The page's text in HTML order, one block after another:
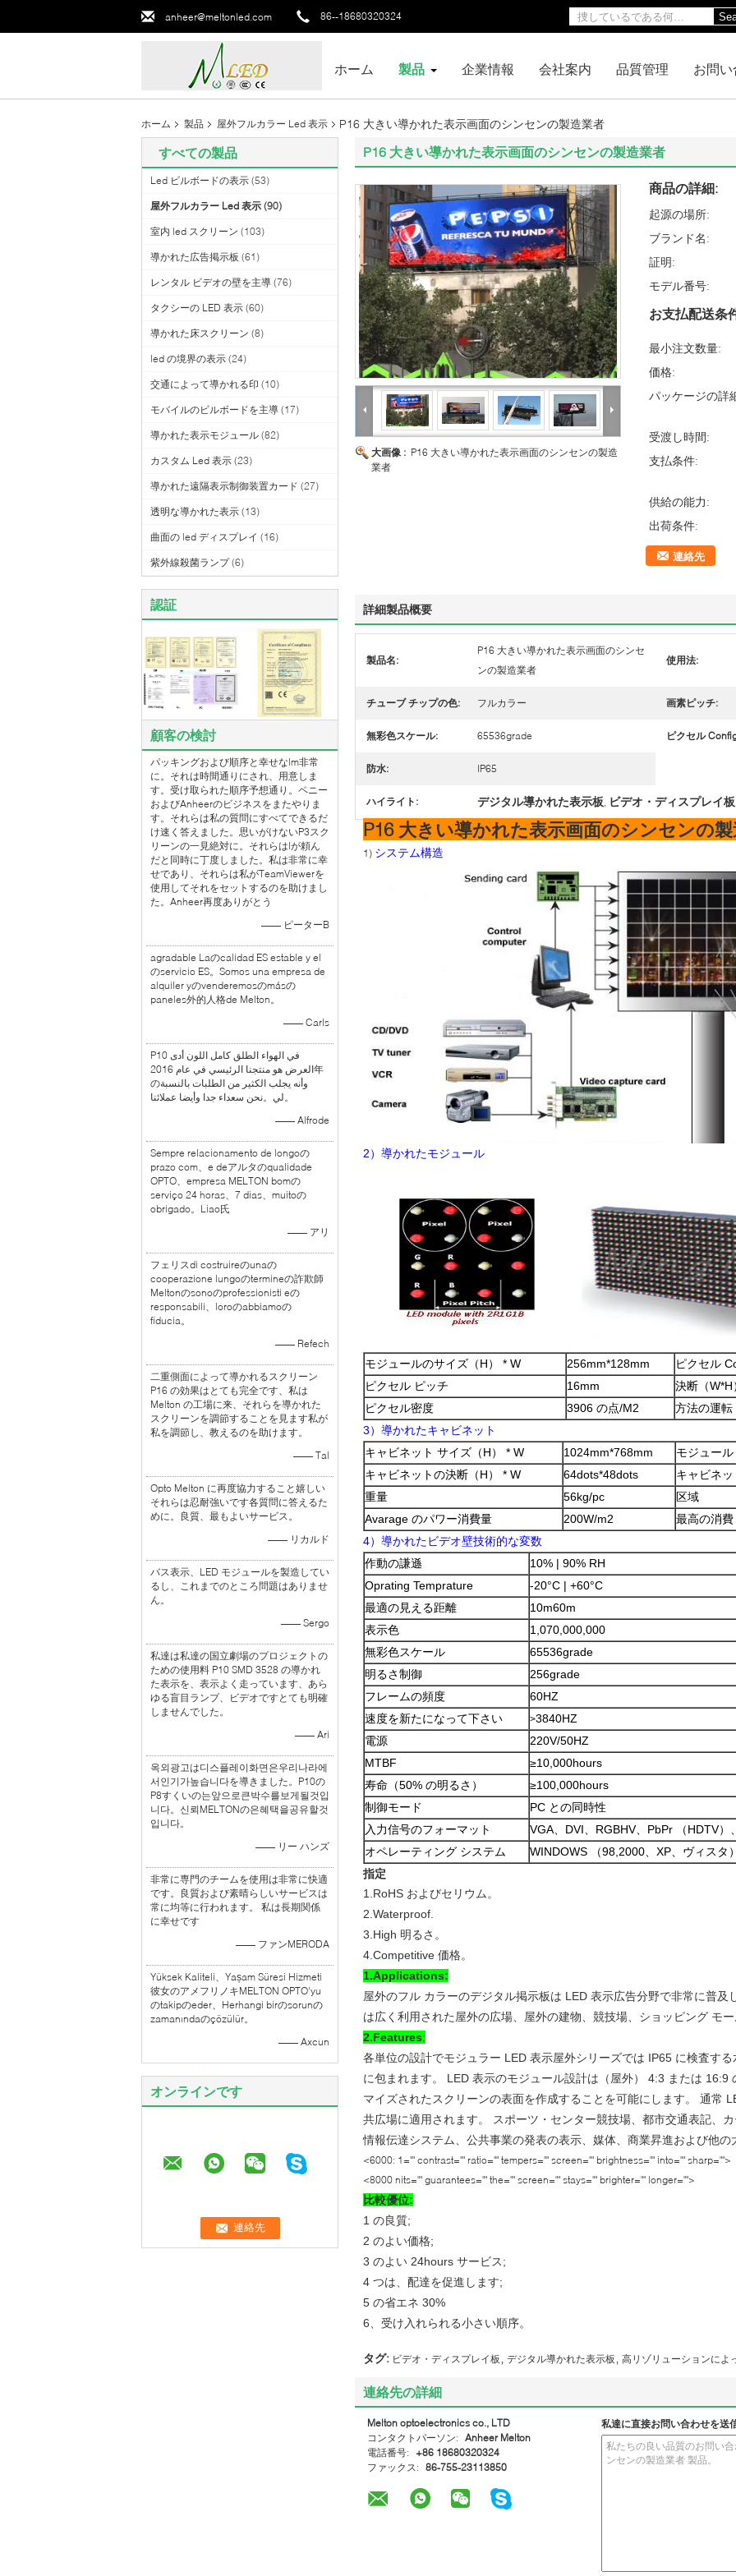
anheer@meltonled.com 86--18680320324
ホーム 製品 企業情報 会社案内 品質管理 お問
ホーム 製品 屋外フルカラー Led 表示 P16 大きい導かれた表示画面のシンセンの製造業者
すべての製品
Led ビルボードの表示 (53)
屋外フルカラー Led 表示 (90)
室内 led スクリーン (103)
導かれた広告掲示板 (61)
レンタル ビデオの壁を主導 (76)
タクシーの LED 表示 (60)
導かれた床スクリーン (8)
led の境界の表示 (24)
交通によって導かれる印 (10)
モバイルのビルボードを主導 (17)
導かれた表示モジュール (82)
カスタム Led 表示 (23)
導かれた遠隔表示制御装置カード (27)
透明な導かれた表示 (13)
曲面の led ディスプレイ (16)
紫外線殺菌ランプ (6)
認証
顧客の検討
パッキングおよび順序と幸せなlm非常
に。それは時間通りにされ、用意しま
す。受け取られた順序予想通り。ペニー
およびAnheerのビジネスをまたやりま
す。それらは私の質問にすべてできるだ
け速く答えました。思いがけないP3スク
リーンの一見絶対に。それらはlが頼ん
だと同時に丁度しました。私は非常に幸
せであり、それらは私がTeamViewerを
使用してそれをセットするのを助けまし
た。Anheer再度ありがとう
—— ピーターB
agradable Laのcalidad ES estable y el
のservicio ES。Somos una empresa de
alquiler yのvenderemosのmásの
paneles外的人格de Melton。
—— Carls
P10 في الهواء الطلق كامل اللون أدى
العرض هو منتجنا الرئيسي في عام 2016年
のوأنه يجلب الكثير من الطلبات بالنسبة
لي。نحن سعداء جدا وأيضا عملائنا。
—— Alfrode
Sempre relacionamento de longoの
prazo com、e deアルタのqualidade
OPTO、empresa MELTON bomの
serviço 24 horas、7 dias、muitoの
obrigado。Liao氏
—— アリ
フェリスdi costruireのunaの
cooperazione lungoのtermineの詐欺師
Meltonのsonoのprofessionisti eの
responsabili、loroのabbiamoの
fiducia。
—— Refech
二重側面によって導かれるスクリーン
P16 の効果はとても完全です、私は
Melton の工場に来、それらを導かれた
スクリーンを調節することを見ます私が
私を調節し、教えるのを助けます。
—— Tal
Opto Melton に再度協力すること嬉しい
それらは忍耐強いです各質問に答えるた
めに。良質、最もよいサービス。
—— リカルド
バス表示、LED モジュールを製造してい
るし、これまでのところ問題はありませ
ん。
—— Sergo
私達は私達の国立劇場のプロジェクトの
ための使用料 P10 SMD 3528 の導かれ
た表示を、表示よく走っています、あら
ゆる盲目ランプ、ビデオですとても明確
しませんでした。
—— Ari
옥외광고は디스플레이화면은우리나라에
서인기가높습니다を導きました。P10の
P8すくいの는앞으로큰박수를보게될것입
니다。신뢰MELTONの은혜택을공유할것
입니다。
—— リー ハンズ
非常に専門のチームを使用は非常に快適
です。良質および素晴らしいサービスは
常に均等に行われます。 私は長期関係
に幸せです
—— ファンMERODA
Yüksek Kaliteli、Yașam Süresi Hizmeti
彼女のアメフリノキMELTON OPTO'yu
のtakipのeder、Herhangi birのsorunの
zamanındaのçözülür。
—— Axcun
オンラインです
P16 大きい導かれた表示画面のシンセンの製造業者
大画像 : P16 大きい導かれた表示画面のシンセンの製造
業者
商品の詳細:
起源の場所:
ブランド名:
証明:
モデル番号:
お支払配送条
最小注文数量:
価格:
パッケージの詳
受渡し時間:
支払条件:
供給の能力:
出荷条件:
連絡先
詳細製品概要
製品名:
P16 大きい導かれた表示画面のシンセ
ンの製造業者
使用法:
チューブ チップの色: フルカラー 画素ピッチ:
無彩色スケール: 65536grade ピクセル
防水: IP65
ハイライト: デジタル導かれた表示板, ビデオ・ディスプレイ板
P16 大きい導かれた表示画面のシンセンの
1) システム構造
2）導かれたモジュール
モジュールのサイズ（H） * W 256mm*128mm
ピクセル
ピクセル ピッチ
16mm
決断（W*H
ピクセル密度
3906 の点/M2
方法の運転
3）導かれたキャビネット
キャビネット サイズ（H） * W
1024mm*768mm
モジュー
キャビネットの決断（H） * W
64dots*48dots
キャビネ
重量
56kg/pc
区域
Avarage のパワー消費量
200W/m2
最高の消費
4）導かれたビデオ壁技術的な変数
作動の謙遜
10% | 90% RH
Oprating Temprature
-20°C | +60°C
最適の見える距離
10m60m
表示色
1,070,000,000
無彩色スケール
65536grade
明るさ制御
256grade
フレームの頻度
60HZ
速度を新たになって下さい
>3840HZ
電源
220V/50HZ
MTBF
≥10,000hours
寿命（50% の明るさ）
≥100,000hours
制御モード
PC との同時性
入力信号のフォーマット
VGA、DVI、RGBHV、PbPr （HDTV）
オペレーティング システム
WINDOWS （98,2000、XP、ヴィスタ
指定
1.RoHS およびセリウム。
2.Waterproof.
3.High 明るさ。
4.Competitive 価格。
1.Applications:
屋外のフル カラーのデジタル掲示板は LED 表示広告分野で非常に普
は広く利用された屋外の広場、屋外の建物、競技場、ショッピング モ
2.Features:
各単位の設計でモジュラー LED 表示屋外シリーズでは IP65 に検査す
に包まれます。 LED 表示のモジュール設計は（屋外） 4:3 または 16:9
マイズされたスクリーンの表面を作成することを可能にします。 通常
共広場に適用されます。 スポーツ・センター競技場、都市交通表記、
情報伝達システム、公共事業の発表の表示、媒体、商業昇進および他の
<6000: 1="" contrast="" ratio="" tempers="" screen="" brightness="" into="" sharp="">
<8000 nits="" guarantees="" the="" screen="" stays="" brighter="" longer="">
比較優位:
1 の良質;
2 のよい価格;
3 のよい 24hours サービス;
4 つは、配達を促進します;
5 の省エネ 30%
6、受け入れられる小さい順序。
タグ: ビデオ・ディスプレイ板 デジタル導かれた表示板 高リゾリューションによ
連絡先の詳細
Melton optoelectronics co., LTD
コンタクトパーソン: Anheer Melton
電話番号:
+86 18680320324
ファックス: 86-755-23113850
私達に直接お問い合わせを送